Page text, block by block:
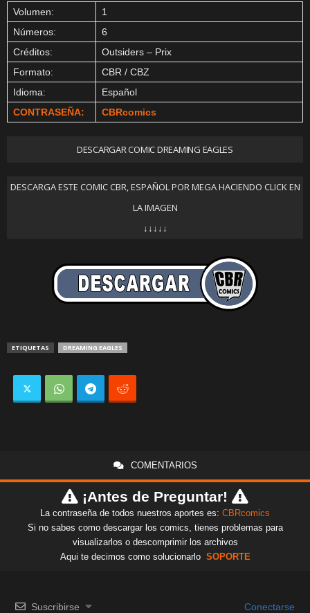
Volumen:
1
Números:
6
Créditos:
Outsiders – Prix
Formato:
CBR / CBZ
Idioma:
Español
CONTRASEÑA:
CBRcomics
DESCARGAR COMIC DREAMING EAGLES
DESCARGA ESTE COMIC CBR, ESPAÑOL POR MEGA HACIENDO CLICK EN
LA IMAGEN
↓↓↓↓↓
ETIQUETAS DREAMING EAGLES
COMENTARIOS
¡Antes de Preguntar!
La contraseña de todos nuestros aportes es: CBRcomics
Si no sabes como descargar los comics, tienes problemas para
visualizarlos o descomprimir los archivos
Aqui te decimos como solucionarlo SOPORTE
Suscribirse Conectarse